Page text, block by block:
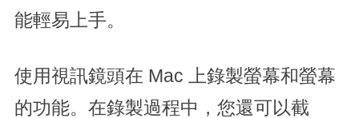
能輕易上手。
使用視訊鏡頭在 Mac 上錄製螢幕和螢幕
的功能。在錄製過程中，您還可以截